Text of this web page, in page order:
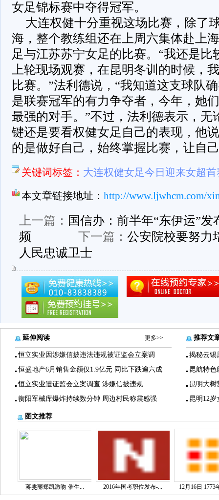
女足锦标赛中夺得冠军。
大连权健十分重视这场比赛，除了
海，整个教练组还在上周六集体赴上
足与江苏苏宁女足的比赛。“我还是比
上轮现场观赛，在昆明冬训的时候，
比赛。”法利德说，“我知道这支球队
是联赛冠军的有力争夺者，今年，她
最强的对手。”不过，法利德表示，无
键还是要看权健女足自己的表现，他
的是做好自己，始终掌握比赛，让自
关键词标签： 大连权健女足今日迎来女超首
本文章链接地址： http://www.ljwhcm.com/
上一篇： 国信办：前半年“东伊运”发
频
下一篇： 公安院校要努力
人民忠诚卫士
延伸阅读 更多>>
恒立实业因涉嫌信披违法违规被证监会立案调
恒盛地产6月销售金额仅1.9亿元 同比下跌逾六成
恒立实业遭证监会立案调查 涉嫌信披违规
衡阳军械库爆炸持续数分钟 周边村民称震感强
推荐文
揭秘云锡
昆航特色
昆明大树
昆明12
图文推荐
蒋雯丽郑凯激吻 催生... 2016年国考职位发布-... 12月16日 1773